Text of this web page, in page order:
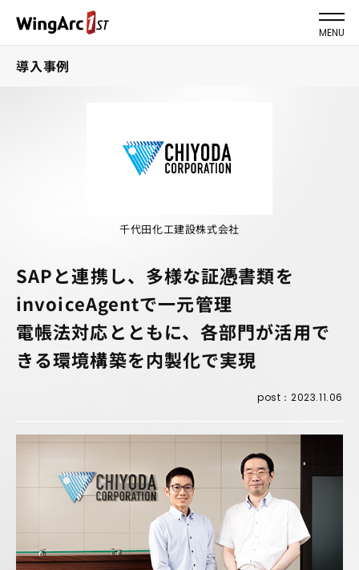
MENU
導入事例
千代田化工建設株式会社
SAPと連携し、多様な証憑書類を
invoiceAgentで一元管理
電帳法対応とともに、各部門が活用で
きる環境構築を内製化で実現
post：2023.11.06